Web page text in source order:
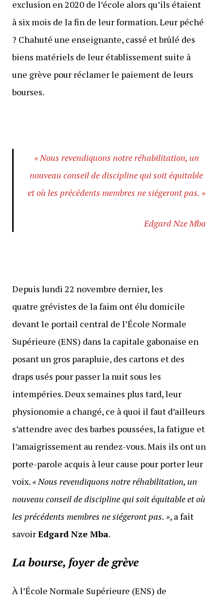
exclusion en 2020 de l’école alors qu’ils étaient
à six mois de la fin de leur formation. Leur péché
? Chahuté une enseignante, cassé et brûlé des
biens matériels de leur établissement suite à
une grève pour réclamer le paiement de leurs
bourses.
« Nous revendiquons notre réhabilitation, un
nouveau conseil de discipline qui soit équitable
et où les précédents membres ne siégeront pas. »
Edgard Nze Mba
Depuis lundi 22 novembre dernier, les
quatre grévistes de la faim ont élu domicile
devant le portail central de l’École Normale
Supérieure (ENS) dans la capitale gabonaise en
posant un gros parapluie, des cartons et des
draps usés pour passer la nuit sous les
intempéries. Deux semaines plus tard, leur
physionomie a changé, ce à quoi il faut d’ailleurs
s’attendre avec des barbes poussées, la fatigue et
l’amaigrissement au rendez-vous. Mais ils ont un
porte-parole acquis à leur cause pour porter leur
voix. « Nous revendiquons notre réhabilitation, un
nouveau conseil de discipline qui soit équitable et où
les précédents membres ne siégeront pas. », a fait
savoirEdgard Nze Mba.
La bourse, foyer de grève
À l’École Normale Supérieure (ENS) de